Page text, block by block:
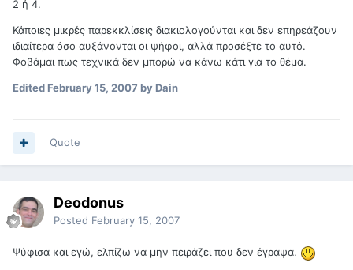
2 ή 4.
Κάποιες μικρές παρεκκλίσεις διακιολογούνται και δεν επηρεάζουν
ιδιαίτερα όσο αυξάνονται οι ψήφοι, αλλά προσέξτε το αυτό.
Φοβάμαι πως τεχνικά δεν μπορώ να κάνω κάτι για το θέμα.
EditedFebruary 15, 2007 by Dain
Quote
Deodonus
Posted February 15, 2007
Ψύφισα και εγώ, ελπίζω να μην πειράζει που δεν έγραψα.